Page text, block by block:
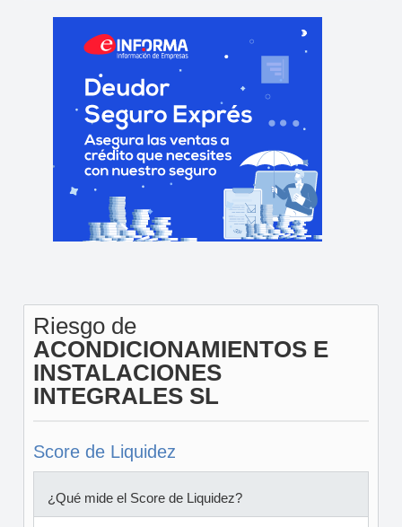
Riesgo de
ACONDICIONAMIENTOS E
INSTALACIONES
INTEGRALES SL
Score de Liquidez
¿Qué mide el Score de Liquidez?